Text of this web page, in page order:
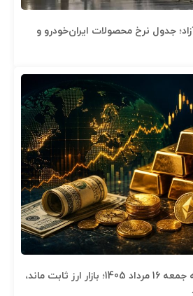
جدول نرخ محصولات ایران‌خودرو و
قیمت دلار، طلا و سکه جمعه 16 مرداد 1405؛ بازار ارز ثابت ماند،